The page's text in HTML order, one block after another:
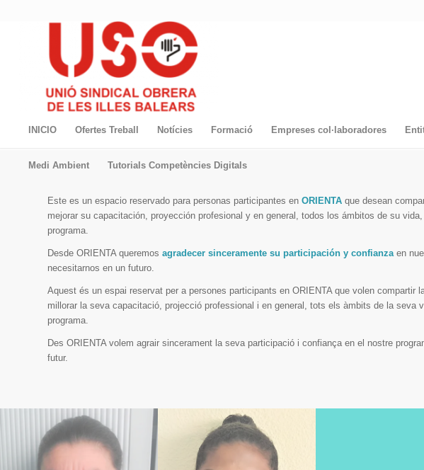
INICIO Ofertes Treball Notícies Formació Empreses col·laboradores
Medi Ambient Tutorials Competències Digitals
Este es un espacio reservado para personas participantes en ORIENTA que desean
mejorar su capacitación, proyección profesional y en general, todos los ámbitos de su
programa.
Desde ORIENTA queremos agradecer sinceramente su participación y confianzaen
necesitarnos en un futuro.
Aquest és un espai reservat per a persones participants en ORIENTA que volen compartir
millorar la seva capacitació, projecció professional i en general, tots els àmbits de la
programa.
Des ORIENTA volem agrair sincerament la seva participació i confiança en el nostre
futur.